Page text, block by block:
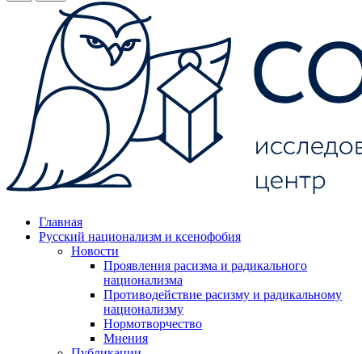
Главная
Русский национализм и ксенофобия
Новости
Проявления расизма и радикального
национализма
Противодействие расизму и радикальному
национализму
Нормотворчество
Мнения